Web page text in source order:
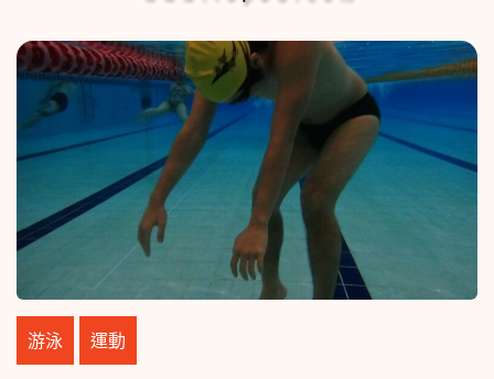
樂PO網
分享你的樂事，樂PO吧~
游泳 運動